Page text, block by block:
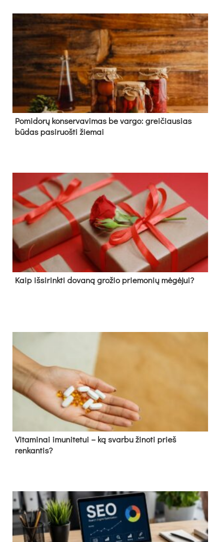
Pomidorų konservavimas be vargo: greičiausias
būdas pasiruošti žiemai
Kaip išsirinkti dovaną grožio priemonių mėgėjui?
Vitaminai imunitetui – ką svarbu žinoti prieš
renkantis?